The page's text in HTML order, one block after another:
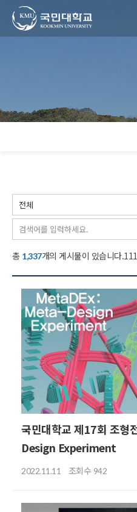
국민대학교
총 1,337개의 게시물이 있습니다.111
국민대학교 제17회 조
Design Experiment
2022.11.11 조회수 942